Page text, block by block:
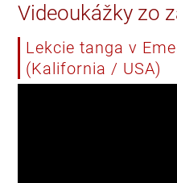
Videoukážky zo
Lekcie tanga v
(Kalifornia / USA)